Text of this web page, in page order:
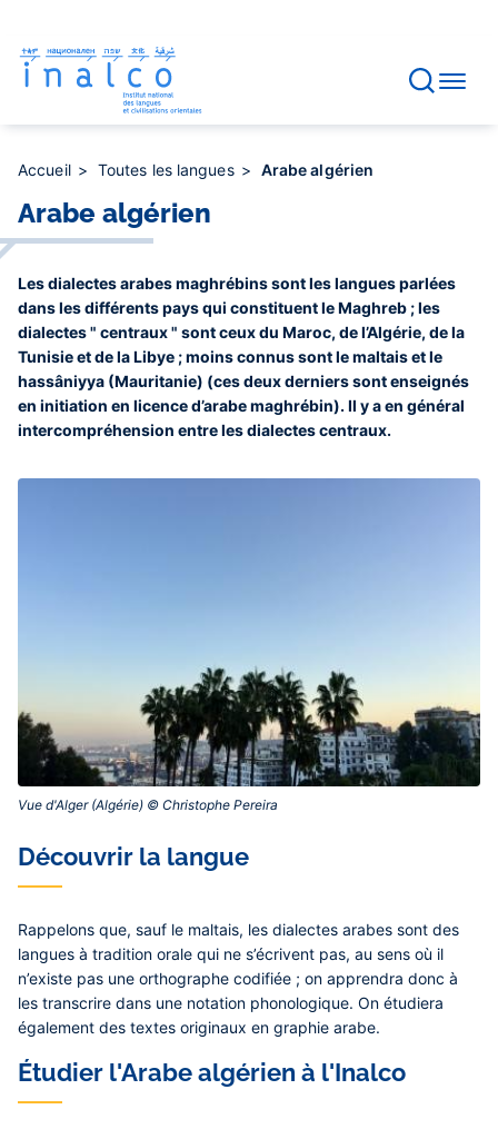
contenu
principal
Accueil Toutes les langues Arabe algérien
Arabe algérien
Les dialectes arabes maghrébins sont les langues parlées
dans les différents pays qui constituent le Maghreb ; les
dialectes " centraux " sont ceux du Maroc, de l’Algérie, de la
Tunisie et de la Libye ; moins connus sont le maltais et le
hassâniyya (Mauritanie) (ces deux derniers sont enseignés
en initiation en licence d’arabe maghrébin). Il y a en général
intercompréhension entre les dialectes centraux.
Vue d'Alger (Algérie) © Christophe Pereira‎
Découvrir la langue
Rappelons que, sauf le maltais, les dialectes arabes sont des
langues à tradition orale qui ne s’écrivent pas, au sens où il
n’existe pas une orthographe codifiée ; on apprendra donc à
les transcrire dans une notation phonologique. On étudiera
également des textes originaux en graphie arabe.
Étudier l'Arabe algérien à l'Inalco